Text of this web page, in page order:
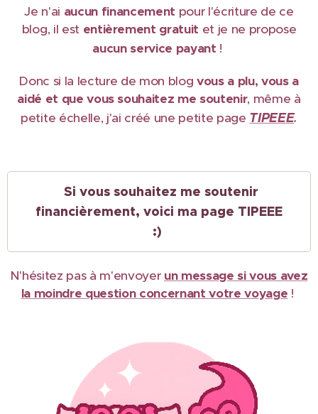
Je n'ai aucun financement pour l'écriture de ce
blog, il est entièrement gratuit et je ne propose
aucun service payant !
Donc si la lecture de mon blogvous a plu, vous a
aidé et que vous souhaitez me soutenir, même à
petite échelle, j'ai créé une petite page TIPEEE.
Si vous souhaitez me soutenir
financièrement, voici ma page TIPEEE
:)
N'hésitez pas à m'envoyer un message si vous avez
la moindre question concernant votre voyage !